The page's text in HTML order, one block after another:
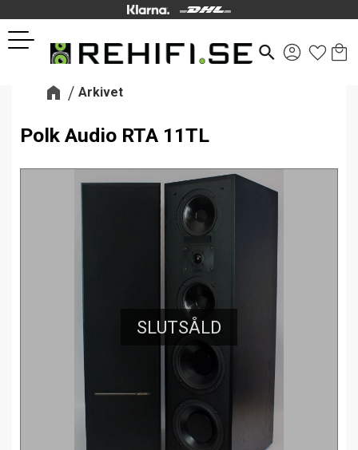
Meny
search
Arkivet
Polk Audio RTA 11TL
SLUTSÅLD